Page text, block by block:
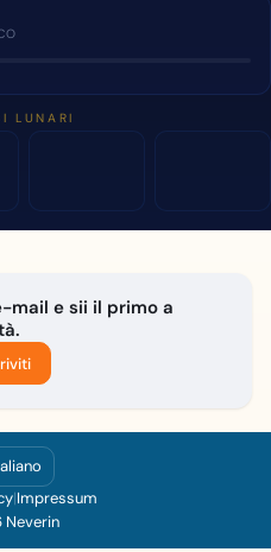
LUNARI
mail e sii il primo a
|Impressum